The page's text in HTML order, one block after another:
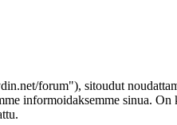
forum"), sitoudut
informoidaksemme sinua. On